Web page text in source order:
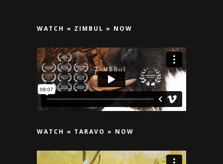
WATCH « ZIMBUL » NOW
WATCH « TARAVO » NOW